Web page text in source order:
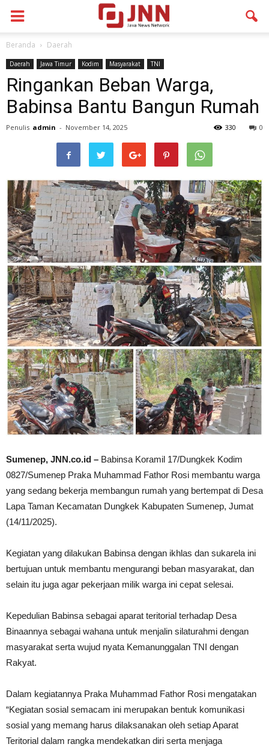
Beranda Daerah
Daerah Jawa Timur Kodim Masyarakat TNI
Ringankan Beban Warga,
Babinsa Bantu Bangun Rumah
Penulis admin - November 14, 2025 0
330
Sumenep, JNN.co.id – Babinsa Koramil 17/Dungkek Kodim
0827/Sumenep Praka Muhammad Fathor Rosi membantu warga
yang sedang bekerja membangun rumah yang bertempat di Desa
Lapa Taman Kecamatan Dungkek Kabupaten Sumenep, Jumat
(14/11/2025).
Kegiatan yang dilakukan Babinsa dengan ikhlas dan sukarela ini
bertujuan untuk membantu mengurangi beban masyarakat, dan
selain itu juga agar pekerjaan milik warga ini cepat selesai.
Kepedulian Babinsa sebagai aparat teritorial terhadap Desa
Binaannya sebagai wahana untuk menjalin silaturahmi dengan
masyarakat serta wujud nyata Kemanunggalan TNI dengan
Rakyat.
Dalam kegiatannya Praka Muhammad Fathor Rosi mengatakan
“Kegiatan sosial semacam ini merupakan bentuk komunikasi
sosial yang memang harus dilaksanakan oleh setiap Aparat
Teritorial dalam rangka mendekatkan diri serta menjaga